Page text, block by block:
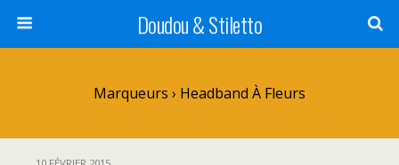
Doudou & Stiletto
Marqueurs › Headband À Fleurs